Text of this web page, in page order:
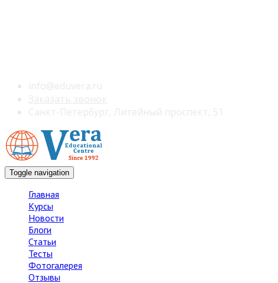
Toggle navigation
Главная
Курсы
Новости
Блоги
Статьи
Тесты
Фотогалерея
Отзывы